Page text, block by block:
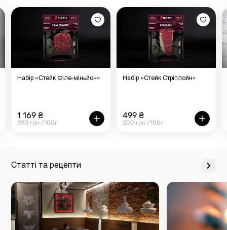
Набір «Стейк Філе-міньйон»
1 169 ₴
390 грн /100г
Набір «Стейк Стріплойн»
499 ₴
200 грн /100г
Статті та рецепти